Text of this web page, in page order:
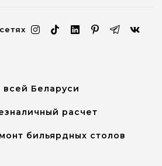
Беларуси
расчет
бильярдных столов